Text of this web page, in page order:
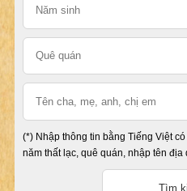
(*) Nhập thông tin bằng Tiếng Việt
năm thất lạc, quê quán, nhập tên